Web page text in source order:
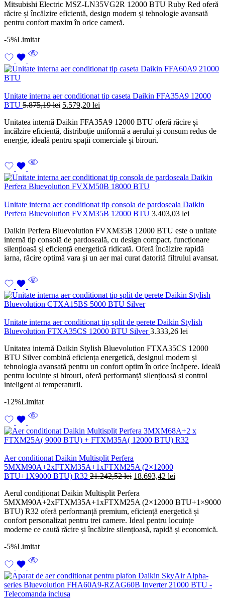
a
fost:
Mitsubishi Electric MSZ-LN35VG2R 12000 BTU Ruby Red oferă
răcire și încălzire eficientă, design modern și tehnologie avansată
pentru confort maxim în orice cameră.
-5%Limitat
Unitate interna aer conditionat tip caseta Daikin FFA35A9 12000
BTU 5.875,19lei Prețul
a
fost:
5.875,19 lei.
5.579,20 lei
este:
5.579,20 lei.
Unitatea internă Daikin FFA35A9 12000 BTU oferă răcire și
încălzire eficientă, distribuție uniformă a aerului și consum redus de
energie, ideală pentru spații comerciale și birouri.
Unitate interna aer conditionat tip consola de pardoseala Daikin
Perfera Bluevolution FVXM35B 12000 BTU 3.403,03 lei
Daikin Perfera Bluevolution FVXM35B 12000 BTU este o unitate
internă tip consolă de pardoseală, cu design compact, funcționare
silențioasă și eficiență energetică ridicată. Oferă încălzire rapidă
iarna, răcire optimă vara și un aer mai curat datorită filtrului avansat.
Unitate interna aer conditionat tip split de perete Daikin Stylish
Bluevolution FTXA35CS 12000 BTU Silver3.333,26 lei
Unitatea internă Daikin Stylish Bluevolution FTXA35CS 12000
BTU Silver combină eficiența energetică, designul modern și
tehnologia avansată pentru un confort optim în orice încăpere. Ideală
pentru locuințe și birouri, oferă performanță silențioasă și control
inteligent al temperaturii.
-12%Limitat
Aer conditionat Daikin Multisplit Perfera
5MXM90A+2xFTXM35A+1xFTXM25A (2×12000
BTU+1X9000 BTU) R32 21.242,52lei Prețul
a
fost:
21.242,52 lei.
18.693,42 lei
18.693,42 lei.
Aerul condiționat Daikin Multisplit Perfera
5MXM90A+2xFTXM35A+1xFTXM25A (2×12000 BTU+1×9000
BTU) R32 oferă performanță premium, eficiență energetică și
confort personalizat pentru trei camere. Ideal pentru locuințe
moderne ce caută răcire și încălzire silențioasă, rapidă și economică.
-5%Limitat